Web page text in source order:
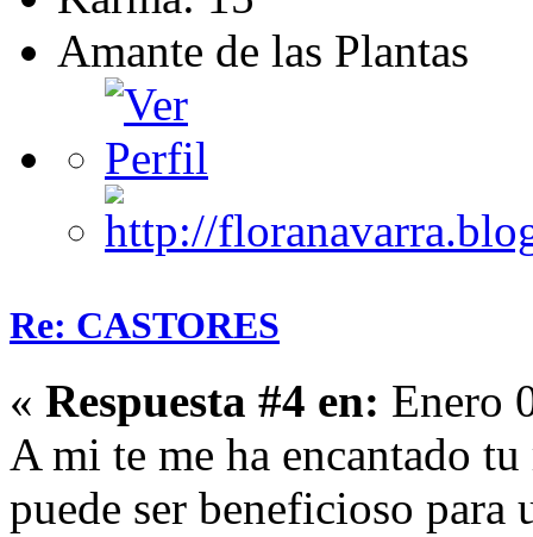
Amante de las Plantas
Re: CASTORES
« Respuesta #4 en: Enero
A mi te me ha encantado
puede ser beneficioso para